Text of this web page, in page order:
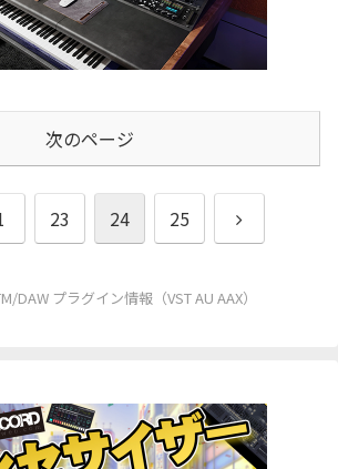
次のページ
23 24 25
次
DAW プラグイン情報（VST AU AAX）